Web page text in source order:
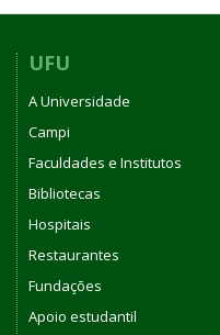
de
de
UFU
A Universidade
Campi
Faculdades e Institutos
Bibliotecas
Hospitais
Restaurantes
Fundações
Apoio estudantil